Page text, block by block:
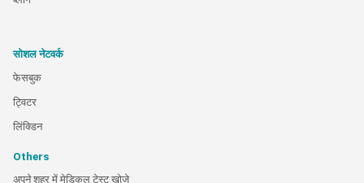
सोशल नेटवर्क
फेसबुक
ट्विटर
लिंक्डिन
Others
अपने शहर में मेडिकल टेस्ट खोजे